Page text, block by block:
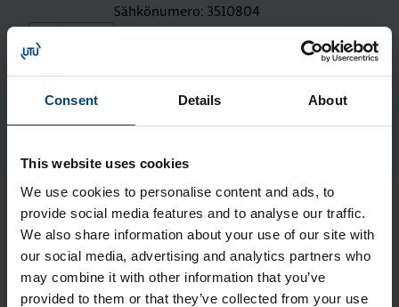
Consent Details About
This website uses cookies
We use cookies to personalise content and ads, to
provide social media features and to analyse our traffic.
We also share information about your use of our site with
our social media, advertising and analytics partners who
may combine it with other information that you’ve
provided to them or that they’ve collected from your use
Sähkönumero: 3510804
LJKM16132VX (100A / 125A / 160A),
Tuotekoodi: LJKM16132VX
Sähkönumero: 3510807
Uusimmat artikkelit aiheesta
Sähkökeskukset
SÄHKÖKESKUKSET